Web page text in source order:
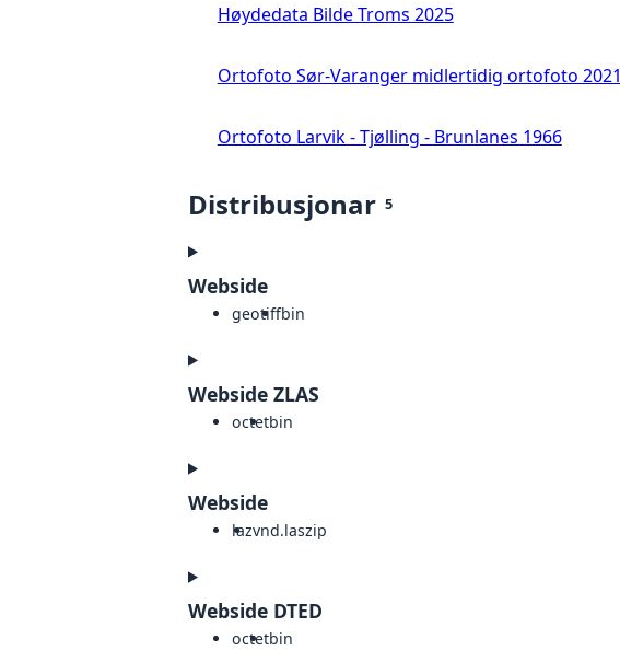
Høydedata Bilde Troms 2025
Ortofoto Sør-Varanger midlertidig ortofoto 2021
Ortofoto Larvik - Tjølling - Brunlanes 1966
Distribusjonar 5
Webside
geotiffbin
Webside ZLAS
octetbin
Webside
lazvnd.laszip
Webside DTED
octetbin